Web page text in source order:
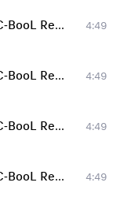
Magic Symphony (Groovefore & C-BooL Remix) (feat. Giang Pham)
4:49
Magic Symphony (Groovefore & C-BooL Remix)
4:49
Magic Symphony (Groovefore & C-BooL Remix)
4:49
Magic Symphony (Groovefore & C-BooL Remix)
4:49